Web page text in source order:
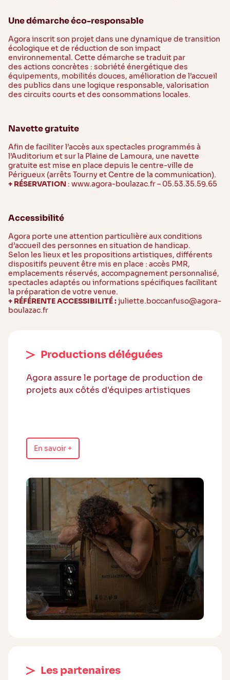
Une démarche éco-responsable
Agora inscrit son projet dans une dynamique de transition
écologique et de réduction de son impact
environnemental. Cette démarche se traduit par
des actions concrètes : sobriété énergétique des
équipements, mobilités douces, amélioration de l’accueil
des publics dans une logique responsable, valorisation
des circuits courts et des consommations locales.
Navette gratuite
Afin de faciliter l’accès aux spectacles programmés à
l’Auditorium et sur la Plaine de Lamoura, une navette
gratuite est mise en place depuis le centre-ville de
Périgueux (arrêts Tourny et Centre de la communication).
+ RÉSERVATION : www.agora-boulazac.fr – 05.53.35.59.65
Accessibilité
Agora porte une attention particulière aux conditions
d’accueil des personnes en situation de handicap.
Selon les lieux et les propositions artistiques, différents
dispositifs peuvent être mis en place : accès PMR,
emplacements réservés, accompagnement personnalisé,
spectacles adaptés ou informations spécifiques facilitant
la préparation de votre venue.
+ RÉFÉRENTE ACCESSIBILITÉ :juliette.boccanfuso@agora-
boulazac.fr
Productions déléguées
Agora assure le portage de production de
projets aux côtés d'équipes artistiques
En savoir +
Les partenaires